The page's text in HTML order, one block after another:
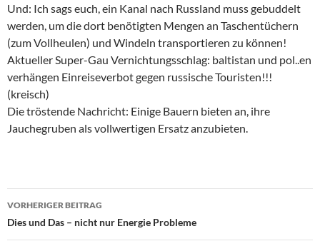
Und: Ich sags euch, ein Kanal nach Russland muss gebuddelt
werden, um die dort benötigten Mengen an Taschentüchern
(zum Vollheulen) und Windeln transportieren zu können!
Aktueller Super-Gau Vernichtungsschlag: baltistan und pol..en
verhängen Einreiseverbot gegen russische Touristen!!!
(kreisch)
Die tröstende Nachricht: Einige Bauern bieten an, ihre
Jauchegruben als vollwertigen Ersatz anzubieten.
Beitragsnavigation
VORHERIGER BEITRAG
Dies und Das – nicht nur Energie Probleme